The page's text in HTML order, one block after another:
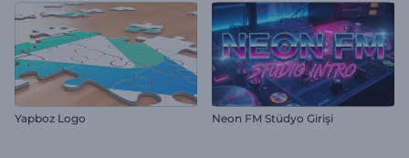
Yapboz Logo Neon FM Stüdyo Girişi